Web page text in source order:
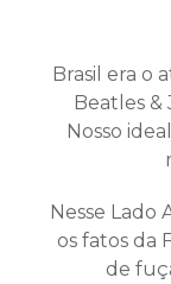
Brasil era o
Beatles &
Nosso
Nesse Lado
os fatos da
de